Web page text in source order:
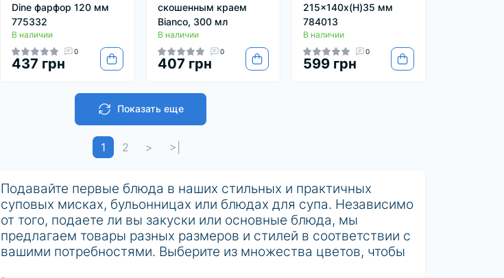
Dine фарфор 120 мм
775332
В наличии
0
437 грн
скошенным краем
Bianco, 300 мл
В наличии
0
407 грн
215x140x(H)35 мм
784013
В наличии
0
599 грн
Показать еще
1 2 > >|
Подавайте первые блюда в наших стильных и практичных
суповых мисках, бульонницах или блюдах для супа. Независимо
от того, подаете ли вы закуски или основные блюда, мы
предлагаем товары разных размеров и стилей в соответствии с
вашими потребностями. Выберите из множества цветов, чтобы